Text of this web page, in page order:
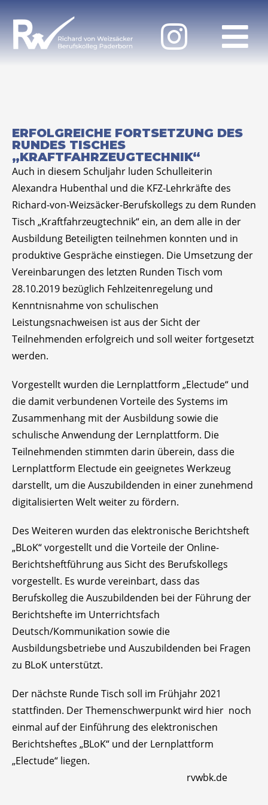
ERFOLGREICHE FORTSETZUNG DES
RUNDES TISCHES
„KRAFTFAHRZEUGTECHNIK“
Auch in diesem Schuljahr luden Schulleiterin
Alexandra Hubenthal und die KFZ-Lehrkräfte des
Richard-von-Weizsäcker-Berufskollegs zu dem Runden
Tisch „Kraftfahrzeugtechnik“ ein, an dem alle in der
Ausbildung Beteiligten teilnehmen konnten und in
produktive Gespräche einstiegen. Die Umsetzung der
Vereinbarungen des letzten Runden Tisch vom
28.10.2019 bezüglich Fehlzeitenregelung und
Kenntnisnahme von schulischen
Leistungsnachweisen ist aus der Sicht der
Teilnehmenden erfolgreich und soll weiter fortgesetzt
werden.
Vorgestellt wurden die Lernplattform „Electude“ und
die damit verbundenen Vorteile des Systems im
Zusammenhang mit der Ausbildung sowie die
schulische Anwendung der Lernplattform. Die
Teilnehmenden stimmten darin überein, dass die
Lernplattform Electude ein geeignetes Werkzeug
darstellt, um die Auszubildenden in einer zunehmend
digitalisierten Welt weiter zu fördern.
Des Weiteren wurden das elektronische Berichtsheft
„BLoK“ vorgestellt und die Vorteile der Online-
Berichtsheftführung aus Sicht des Berufskollegs
vorgestellt. Es wurde vereinbart, dass das
Berufskolleg die Auszubildenden bei der Führung der
Berichtshefte im Unterrichtsfach
Deutsch/Kommunikation sowie die
Ausbildungsbetriebe und Auszubildenden bei Fragen
zu BLoK unterstützt.
Der nächste Runde Tisch soll im Frühjahr 2021
stattfinden. Der Themenschwerpunkt wird hier noch
einmal auf der Einführung des elektronischen
Berichtsheftes „BLoK“ und der Lernplattform
„Electude“ liegen.
rvwbk.de